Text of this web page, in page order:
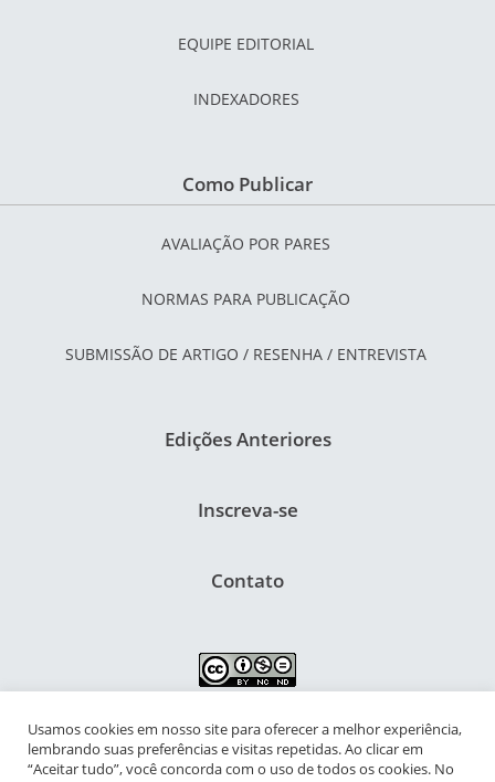
EQUIPE EDITORIAL
INDEXADORES
Como Publicar
AVALIAÇÃO POR PARES
NORMAS PARA PUBLICAÇÃO
SUBMISSÃO DE ARTIGO / RESENHA / ENTREVISTA
Edições Anteriores
Inscreva-se
Contato
NIPIAC – Núcleo Interdisciplinar de Pesquisa para a Infância e
Adolescência Contemporâneas
Usamos cookies em nosso site para oferecer a melhor experiência,
lembrando suas preferências e visitas repetidas. Ao clicar em
“Aceitar tudo”, você concorda com o uso de todos os cookies. No